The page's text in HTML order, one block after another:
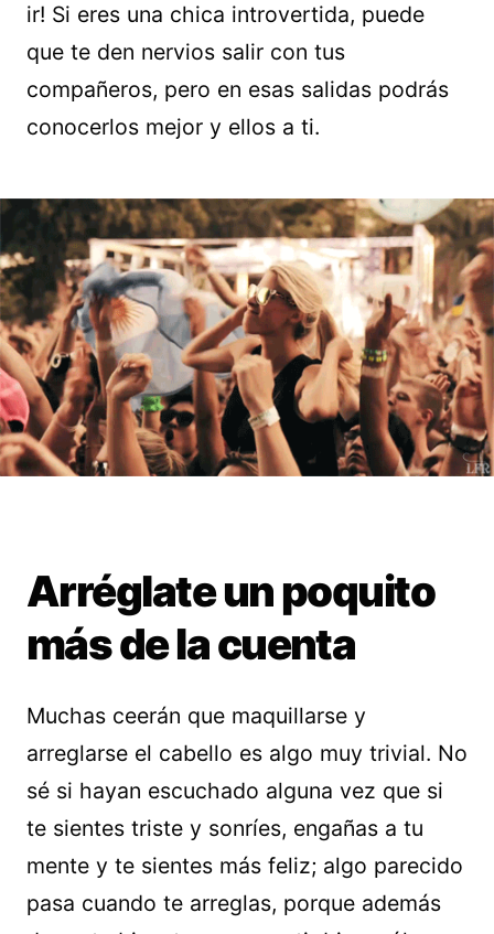
ir! Si eres una chica introvertida, puede
que te den nervios salir con tus
compañeros, pero en esas salidas podrás
conocerlos mejor y ellos a ti.
Arréglate un poquito
más de la cuenta
Muchas ceerán que maquillarse y
arreglarse el cabello es algo muy trivial. No
sé si hayan escuchado alguna vez que si
te sientes triste y sonríes, engañas a tu
mente y te sientes más feliz; algo parecido
pasa cuando te arreglas, porque además